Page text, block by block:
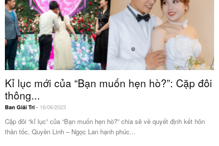
Kỉ lục mới của “Bạn muốn hẹn hò?”: Cặp đôi
thông...
Ban Giải Trí - 16/06/2023
Cặp đôi “kỉ lục” của “Bạn muốn hẹn hò?” chia sẻ về quyết định kết hôn
thần tốc, Quyền Linh – Ngọc Lan hạnh phúc...